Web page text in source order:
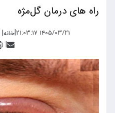
راه های درمان گل‌مژه
۱۴۰۵/۰۳/۲۱ ۲۱:۰۳:۱۷ |خانه|
|